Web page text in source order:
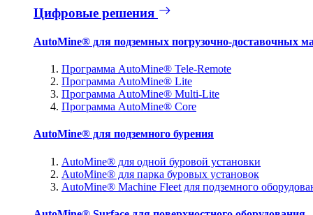
Цифровые решения
AutoMine® для подземных погрузочно-доставочных
Программа AutoMine® Tele-Remote
Программа AutoMine® Lite
Программа AutoMine® Multi-Lite
Программа AutoMine® Core
AutoMine® для подземного бурения
AutoMine® для одной буровой установки
AutoMine® для парка буровых установок
AutoMine® Machine Fleet для подземного